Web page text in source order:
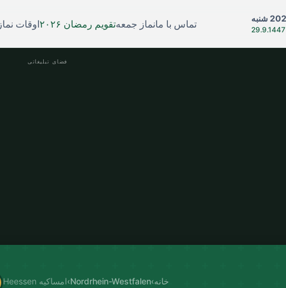
اوقات نماز تقویم رمضان ۲۰۲۶نماز جمعهتماس با ما 29.9.1447
فضای تبلیغاتی
خانه›
Nordrhein-Westfalen
›امساکیه Heessen